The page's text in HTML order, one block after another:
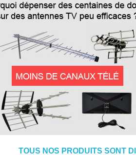
TOUS NOS PRODUITS SONT